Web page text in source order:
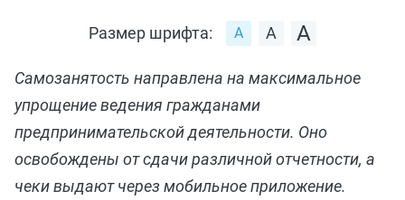
Размер шрифта:
Самозанятость направлена на максимальное
упрощение ведения гражданами
предпринимательской деятельности. Оно
освобождены от сдачи различной отчетности, а
чеки выдают через мобильное приложение.